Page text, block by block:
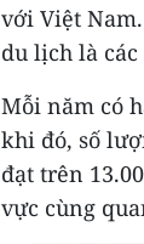
với Việt
du lịch là
Mỗi năm có
khi đó, số
đạt trên
vực cùng